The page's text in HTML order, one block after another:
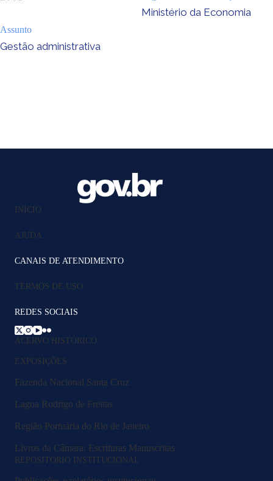
Assunto
Gestão administrativa
Ministério da Economia
INÍCIO
AJUDA
CANAIS DE ATENDIMENTO
TERMOS DE USO
REDES SOCIAIS
ACERVO HISTÓRICO
EXPOSIÇÕES
Fazenda Nacional Santa Cruz
Lagoa Rodrigo de Freitas
Região Portuária do Rio de Janeiro
Livros da Câmara: Escrituras Manuscritas
REPOSITÓRIO INSTITUCIONAL